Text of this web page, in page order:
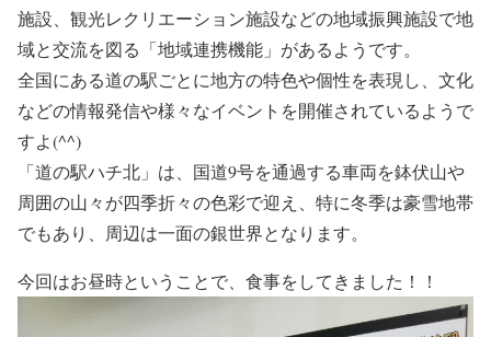
施設、観光レクリエーション施設などの地域振興施設で地
域と交流を図る「地域連携機能」があるようです。
全国にある道の駅ごとに地方の特色や個性を表現し、文化
などの情報発信や様々なイベントを開催されているようで
すよ(^^)
「道の駅ハチ北」 は、国道9号を通過する車両を鉢伏山や
周囲の山々が四季折々の色彩で迎え、特に冬季は豪雪地帯
でもあり、周辺は一面の銀世界となります。
今回はお昼時ということで、食事をしてきました！！